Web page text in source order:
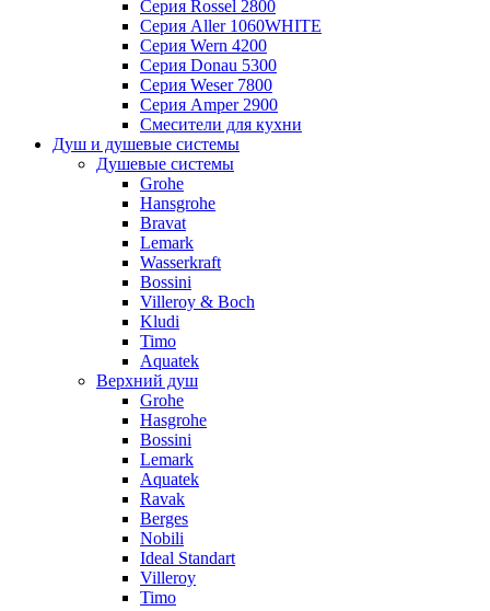
Серия Rossel 2800
Серия Aller 1060WHITE
Серия Wern 4200
Серия Donau 5300
Серия Weser 7800
Серия Amper 2900
Смесители для кухни
Душ и душевые системы
Душевые системы
Grohe
Hansgrohe
Bravat
Lemark
Wasserkraft
Bossini
Villeroy & Boch
Kludi
Timo
Aquatek
Верхний душ
Grohe
Hasgrohe
Bossini
Lemark
Aquatek
Ravak
Berges
Nobili
Ideal Standart
Villeroy
Timo